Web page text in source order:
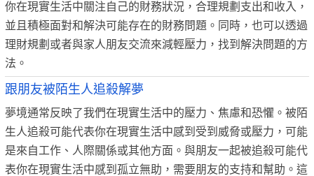
你在現實生活中關注自己的財務狀況，合理規劃支出和收入，
並且積極面對和解決可能存在的財務問題。同時，也可以透過
理財規劃或者與家人朋友交流來減輕壓力，找到解決問題的方
法。
跟朋友被陌生人追殺解夢
夢境通常反映了我們在現實生活中的壓力、焦慮和恐懼。被陌
生人追殺可能代表你在現實生活中感到受到威脅或壓力，可能
是來自工作、人際關係或其他方面。與朋友一起被追殺可能代
表你在現實生活中感到孤立無助，需要朋友的支持和幫助。這